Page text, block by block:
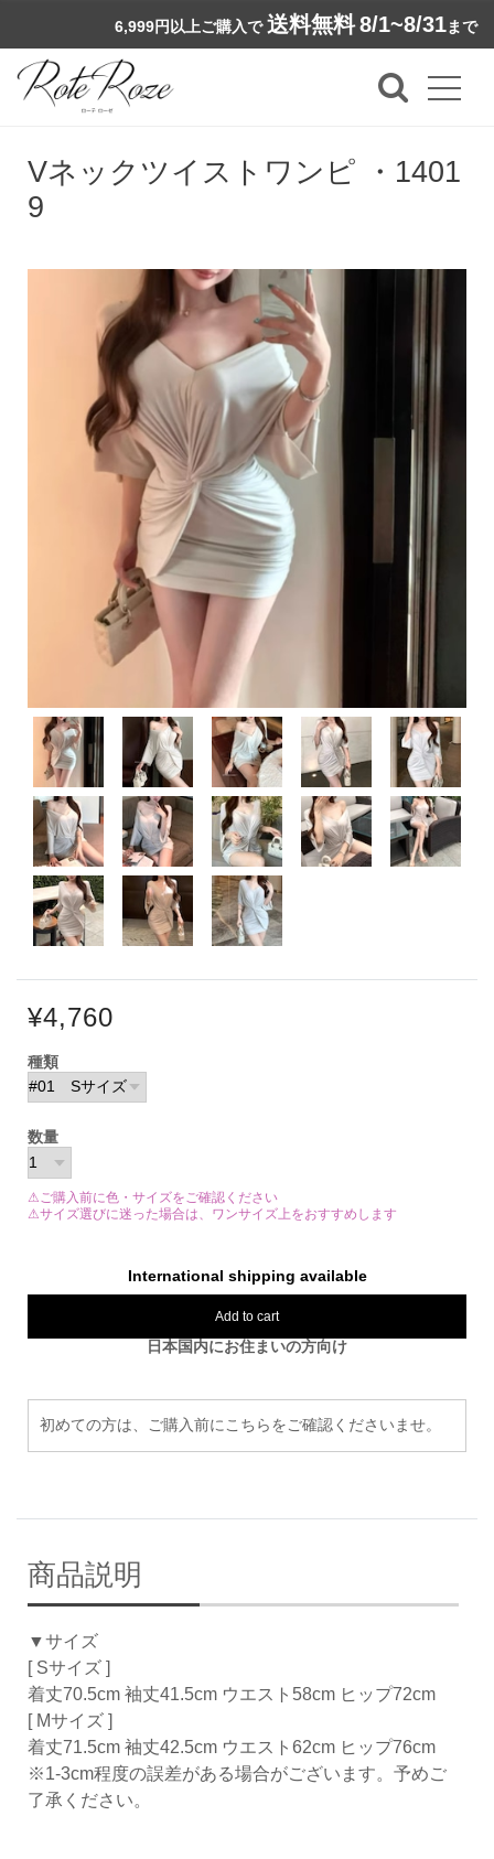
6,999円以上ご購入で 送料無料8/1~8/31まで
Vネックツイストワンピ ・1401
9
¥4,760
種類
数量
⚠ご購入前に色・サイズをご確認ください
⚠サイズ選びに迷った場合は、ワンサイズ上をおすすめします
International shipping available
Add to cart
日本国内にお住まいの方向け
初めての方は、ご購入前にこちらをご確認くださいませ。
商品説明
▼サイズ
[ Sサイズ ]
着丈70.5cm 袖丈41.5cm ウエスト58cm ヒップ72cm
[ Mサイズ ]
着丈71.5cm 袖丈42.5cm ウエスト62cm ヒップ76cm
※1-3cm程度の誤差がある場合がございます。予めご
了承ください。